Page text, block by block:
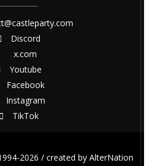
Discord
x.com
Youtube
Facebook
Instagram
TikTok
2026 / created by AlterNation